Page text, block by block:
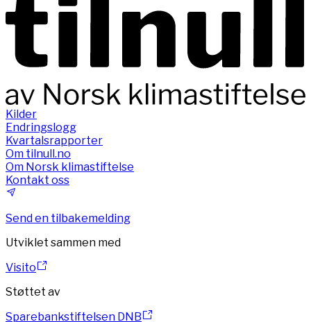
Kilder
Endringslogg
Kvartalsrapporter
Om tilnull.no
Om Norsk klimastiftelse
Kontakt oss
Send en tilbakemelding
Utviklet sammen med
Visito
Støttet av
Sparebankstiftelsen DNB